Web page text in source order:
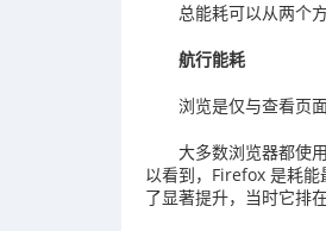
总能耗可以从两个
航行能耗
浏览是仅与查看页
大多数浏览器都使
以看到，Firefox 是耗
了显著提升，当时它排